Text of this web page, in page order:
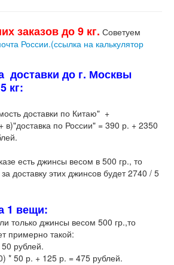
заказов до 9 кг. Советуем
России.(ссылка на калькулятор
доставки до г. Москвы
кг:
доставки по Китаю" +
в)"доставка по России" = 390 р. + 2350
есть джинсы весом в 500 гр., то
доставку этих джинсов будет 2740 / 5
1 вещи:
только джинсы весом 500 гр.,то
примерно такой:
рублей.
* 50 р. + 125 р. = 475 рублей.